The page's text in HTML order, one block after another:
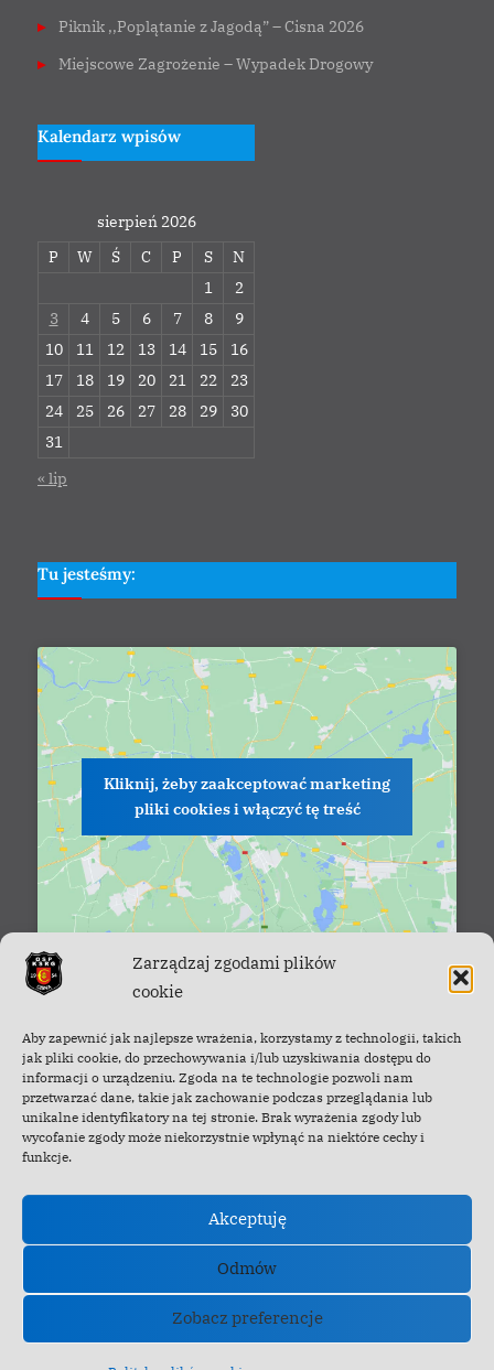
Zarządzaj zgodami plików
cookie
Aby zapewnić jak najlepsze wrażenia, korzystamy z technologii, takich
jak pliki cookie, do przechowywania i/lub uzyskiwania dostępu do
informacji o urządzeniu. Zgoda na te technologie pozwoli nam
przetwarzać dane, takie jak zachowanie podczas przeglądania lub
unikalne identyfikatory na tej stronie. Brak wyrażenia zgody lub
wycofanie zgody może niekorzystnie wpłynąć na niektóre cechy i
funkcje.
Akceptuję
Odmów
Zobacz preferencje
Piknik ,,Poplątanie z Jagodą” – Cisna 2026
Miejscowe Zagrożenie – Wypadek Drogowy
Kalendarz wpisów
sierpień 2026
P
W Ś C P S
N
1
2
3
4 5 6 7 8
9
10
11 12 13 14 15
16
17
18 19 20 21 22
23
24
25 26 27 28 29
30
31
« lip
Tu jesteśmy:
Kliknij, żeby zaakceptować marketing
pliki cookies i włączyć tę treść
Facebook - OSP Cisna